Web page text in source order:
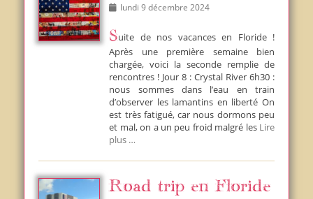
Postedlundi 9 décembre 2024
Suite de nos vacances en Floride !
Après une première semaine bien
chargée, voici la seconde remplie de
rencontres ! Jour 8 : Crystal River 6h30 :
nous sommes dans l’eau en train
d’observer les lamantins en liberté On
est très fatigué, car nous dormons peu
et mal, on a un peu froid malgré les Lire
plus …
Road trip en Floride